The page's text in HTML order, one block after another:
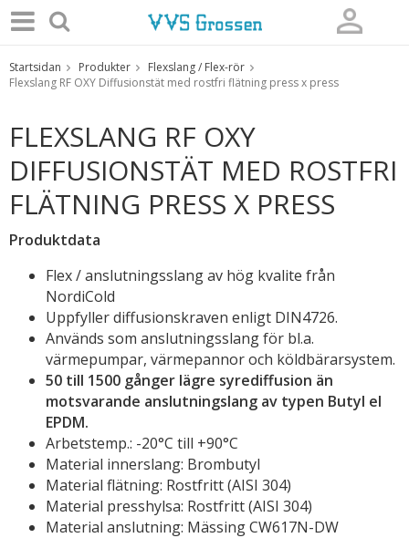
Produkten har blivit tillagd i varukorgen
Startsidan Produkter
Flexslang / Flex-rör
Flexslang RF OXY Diffusionstät med rostfri flätning press x press
FLEXSLANG RF OXY
DIFFUSIONSTÄT MED ROSTFRI
FLÄTNING PRESS X PRESS
Produktdata
Flex / anslutningsslang av hög kvalite från
NordiCold
Uppfyller diffusionskraven enligt DIN4726.
Används som anslutningsslang för bl.a.
värmepumpar, värmepannor och köldbärarsystem.
50 till 1500 gånger lägre syrediffusion än
motsvarande anslutningslang av typen Butyl el
EPDM.
Arbetstemp.: -20°C till +90°C
Material innerslang: Brombutyl
Material flätning: Rostfritt (AISI 304)
Material presshylsa: Rostfritt (AISI 304)
Material anslutning: Mässing CW617N-DW